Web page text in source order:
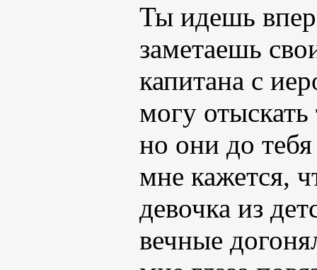
Ты идешь
заметаешь
капитана с
могу
но они до
мне кажется,
девочка из
вечные